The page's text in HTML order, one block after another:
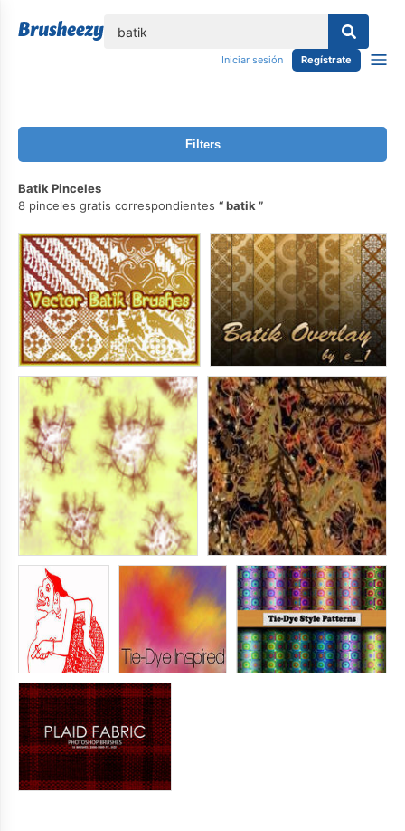
Iniciar sesión Regístrate
Filters
Batik Pinceles
8 pinceles gratis correspondientes
batik